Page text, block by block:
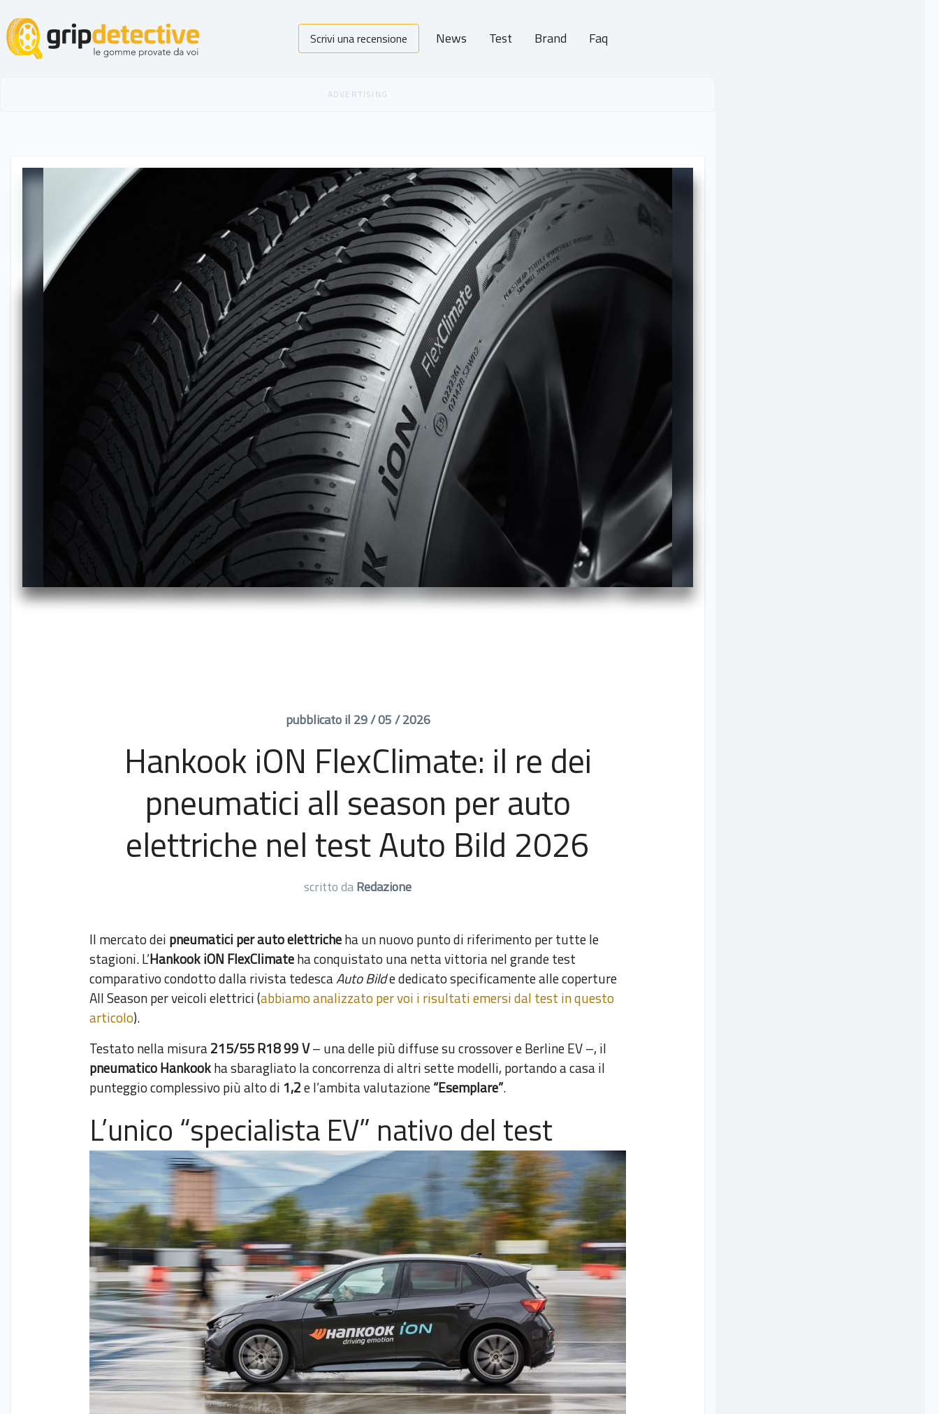
GripDetective Scrivi una recensione News Test Brand Faq
pubblicato il 29 / 05 / 2026
Hankook iON FlexClimate: il re dei
pneumatici all season per auto
elettriche nel test Auto Bild 2026
scritto daRedazione
Il mercato dei pneumatici per auto elettricheha un nuovo punto di riferimento per tutte le
stagioni. L’Hankook iON FlexClimateha conquistato una netta vittoria nel grande test
comparativo condotto dalla rivista tedescaAuto Bilde dedicato specificamente alle coperture
All Season per veicoli elettrici (abbiamo analizzato per voi i risultati emersi dal test in questo
articolo).
Testato nella misura215/55 R18 99 V– una delle più diffuse su crossover e Berline EV –, il
pneumatico Hankookha sbaragliato la concorrenza di altri sette modelli, portando a casa il
punteggio complessivo più alto di 1,2e l’ambita valutazione“Esemplare”.
L’unico “specialista EV” nativo del test